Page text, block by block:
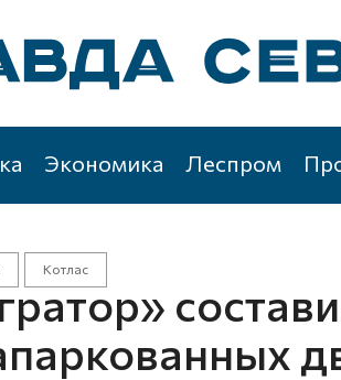
Экономика Леспром
Котлас